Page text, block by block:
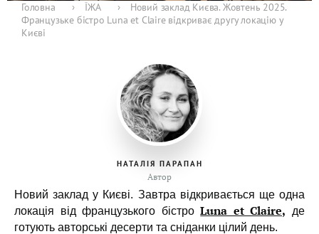
Головна › ЇЖА ›
Новий заклад Києва. Жовтень 2025.
Французьке бістро Luna et Claire відкриває другу локацію у
Києві
НАТАЛІЯ ПАРАПАН
Автор
Новий заклад у Києві. Завтра відкривається ще одна
локація від французького бістроLuna et Claire, де
готують авторські десерти та сніданки цілий день.